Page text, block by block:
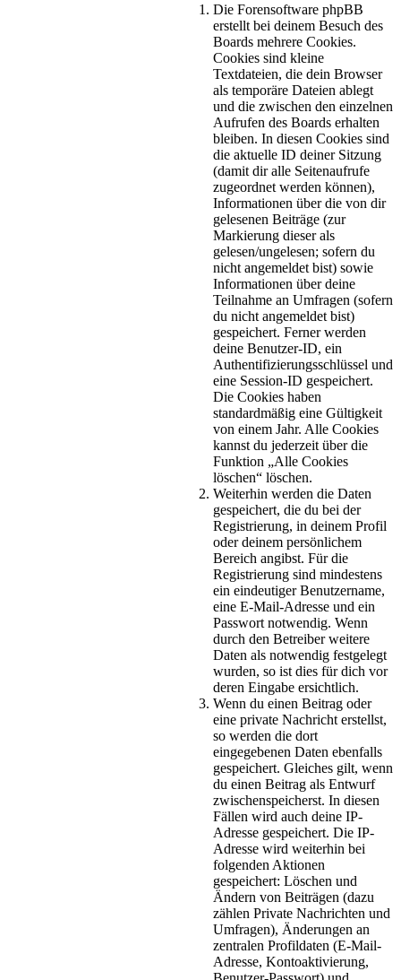
Die Forensoftware phpBB
erstellt bei deinem Besuch des
Boards mehrere Cookies.
Cookies sind kleine
Textdateien, die dein Browser
als temporäre Dateien ablegt
und die zwischen den einzelnen
Aufrufen des Boards erhalten
bleiben. In diesen Cookies sind
die aktuelle ID deiner Sitzung
(damit dir alle Seitenaufrufe
zugeordnet werden können),
Informationen über die von dir
gelesenen Beiträge (zur
Markierung dieser als
gelesen/ungelesen; sofern du
nicht angemeldet bist) sowie
Informationen über deine
Teilnahme an Umfragen (sofern
du nicht angemeldet bist)
gespeichert. Ferner werden
deine Benutzer-ID, ein
Authentifizierungsschlüssel und
eine Session-ID gespeichert.
Die Cookies haben
standardmäßig eine Gültigkeit
von einem Jahr. Alle Cookies
kannst du jederzeit über die
Funktion „Alle Cookies
löschen“ löschen.
Weiterhin werden die Daten
gespeichert, die du bei der
Registrierung, in deinem Profil
oder deinem persönlichem
Bereich angibst. Für die
Registrierung sind mindestens
ein eindeutiger Benutzername,
eine E-Mail-Adresse und ein
Passwort notwendig. Wenn
durch den Betreiber weitere
Daten als notwendig festgelegt
wurden, so ist dies für dich vor
deren Eingabe ersichtlich.
Wenn du einen Beitrag oder
eine private Nachricht erstellst,
so werden die dort
eingegebenen Daten ebenfalls
gespeichert. Gleiches gilt, wenn
du einen Beitrag als Entwurf
zwischenspeicherst. In diesen
Fällen wird auch deine IP-
Adresse gespeichert. Die IP-
Adresse wird weiterhin bei
folgenden Aktionen
gespeichert: Löschen und
Ändern von Beiträgen (dazu
zählen Private Nachrichten und
Umfragen), Änderungen an
zentralen Profildaten (E-Mail-
Adresse, Kontoaktivierung,